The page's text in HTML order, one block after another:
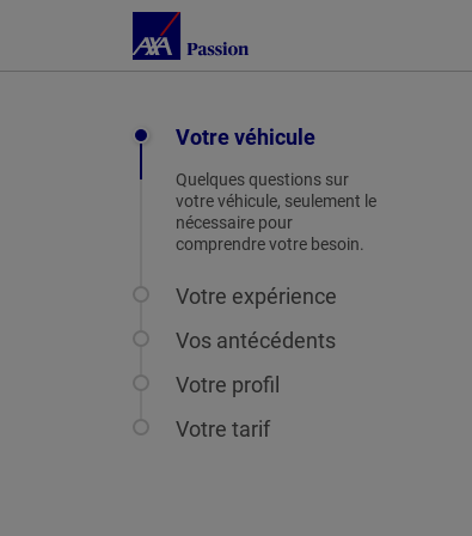
Votre véhicule
Quelques questions sur
votre véhicule, seulement le
nécessaire pour
comprendre votre besoin.
Votre expérience
Vos antécédents
Votre profil
Votre tarif